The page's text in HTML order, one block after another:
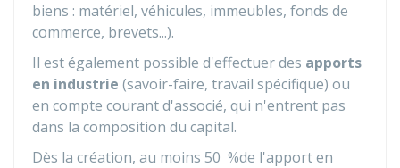
biens : matériel, véhicules, immeubles, fonds de
commerce, brevets...).
Il est également possible d'effectuer des apports
en industrie (savoir-faire, travail spécifique) ou
en compte courant d'associé, qui n'entrent pas
dans la composition du capital.
Dès la création, au moins 50 %de l'apport en